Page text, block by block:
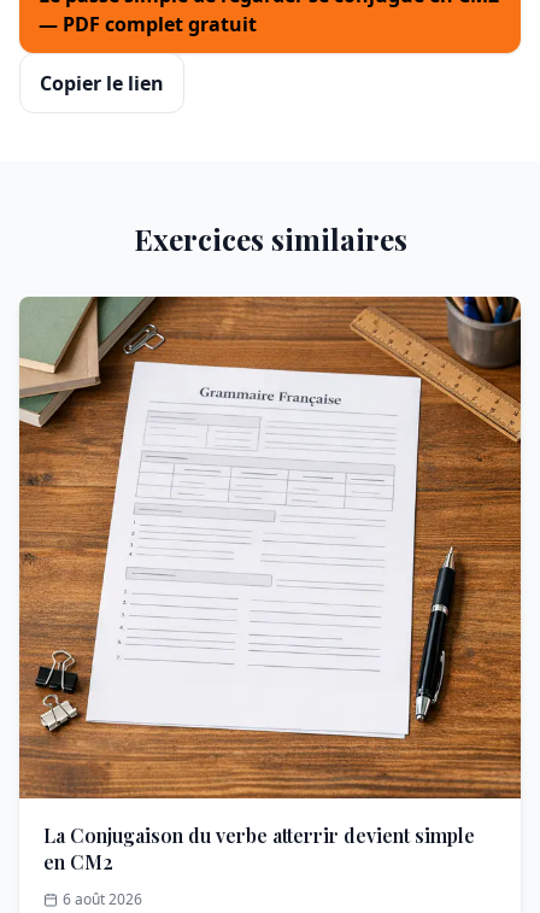
— PDF complet gratuit
Copier le lien
Exercices similaires
La Conjugaison du verbe atterrir devient simple
en CM2
6 août 2026